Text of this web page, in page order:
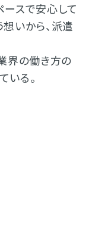
ースで安心して
いから、派遣
界の働き方の
いる。